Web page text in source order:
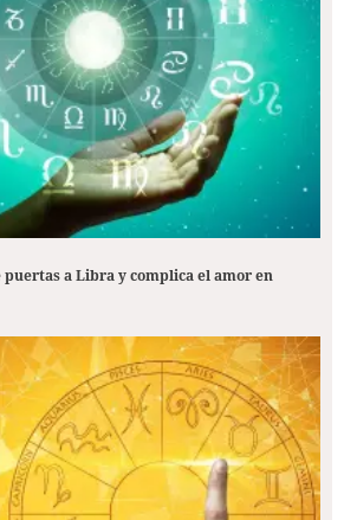
puertas a Libra y complica el amor en